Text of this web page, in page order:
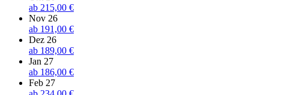
ab 215,00 €
Nov 26
ab 191,00 €
Dez 26
ab 189,00 €
Jan 27
ab 186,00 €
Feb 27